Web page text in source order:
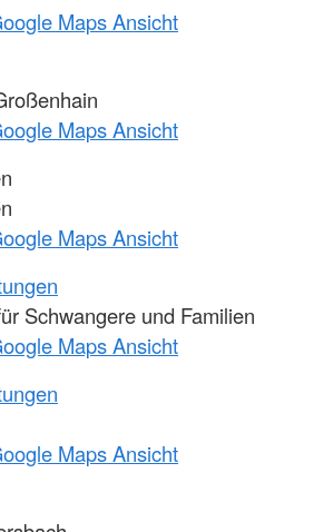
Maps Ansicht
Maps Ansicht
Maps Ansicht
Schwangere und Familien
Maps Ansicht
Maps Ansicht